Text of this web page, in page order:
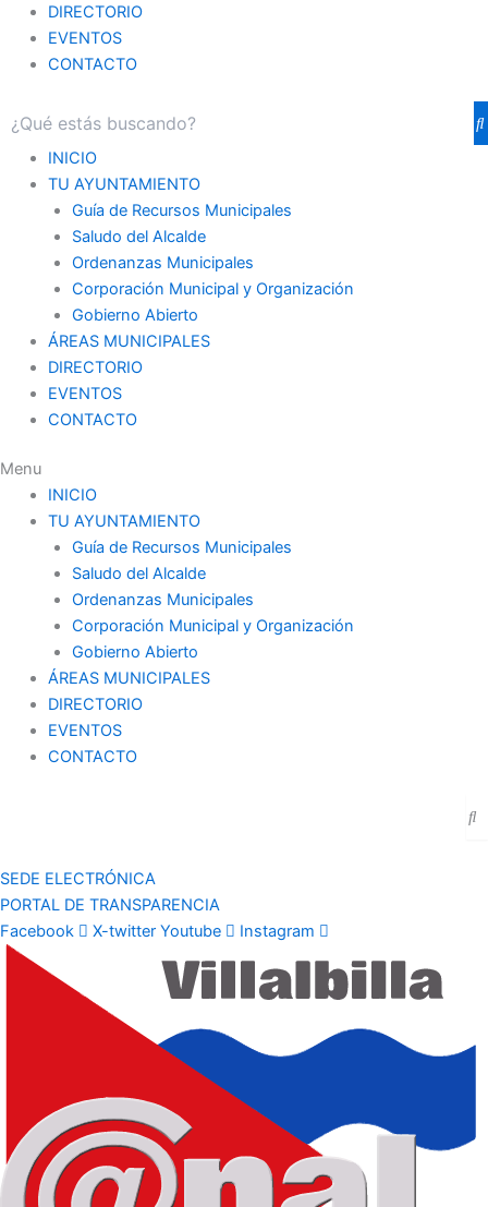
DIRECTORIO
EVENTOS
CONTACTO
INICIO
TU AYUNTAMIENTO
Guía de Recursos Municipales
Saludo del Alcalde
Ordenanzas Municipales
Corporación Municipal y Organización
Gobierno Abierto
ÁREAS MUNICIPALES
DIRECTORIO
EVENTOS
CONTACTO
Menu
INICIO
TU AYUNTAMIENTO
Guía de Recursos Municipales
Saludo del Alcalde
Ordenanzas Municipales
Corporación Municipal y Organización
Gobierno Abierto
ÁREAS MUNICIPALES
DIRECTORIO
EVENTOS
CONTACTO
SEDE ELECTRÓNICA
PORTAL DE TRANSPARENCIA
Facebook
X-twitter Youtube Instagram